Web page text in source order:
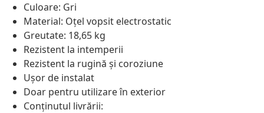
Culoare: Gri
Material: Oțel vopsit electrostatic
Greutate: 18,65 kg
Rezistent la intemperii
Rezistent la rugină și coroziune
Ușor de instalat
Doar pentru utilizare în exterior
Conținutul livrării: